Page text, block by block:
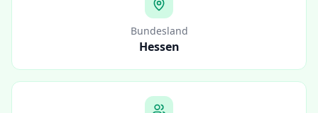
Bundesland
Hessen